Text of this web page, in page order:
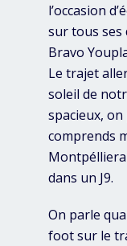
l’occasion
sur tous ses
Bravo
Le trajet
soleil de
spacieux,
comprends
dans un J9.
On parle
foot sur le